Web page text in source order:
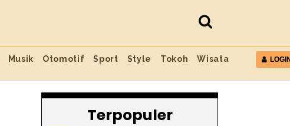
Musik Otomotif Sport Style Tokoh Wisata
Terpopuler